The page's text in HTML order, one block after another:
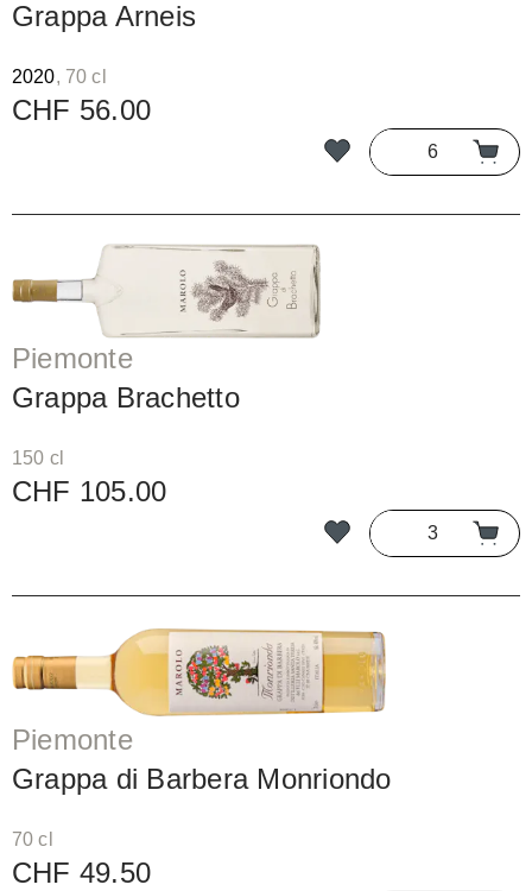
Grappa Arneis
2020, 70 cl
CHF 56.00
Piemonte
Grappa Brachetto
150 cl
CHF 105.00
Piemonte
Grappa di Barbera Monriondo
70 cl
CHF 49.50